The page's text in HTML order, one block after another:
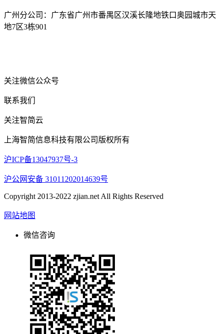
广州分公司：广东省广州市番禺区汉溪长隆地铁口奥园城市天
地7区3栋901
关注微信公众号
联系我们
关注智简云
上海智简信息科技有限公司版权所有
沪ICP备13047937号-3
沪公网安备 31011202014639号
Copyright 2013-2022 zjian.net All Rights Reserved
网站地图
微信咨询